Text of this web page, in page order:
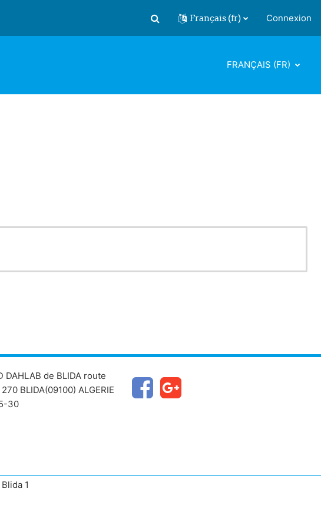
Activer/désactiver la saisie de
Français ‎(fr)‎ Connexion
FRANÇAIS ‎(FR)‎
DAHLAB de BLIDA route
BLIDA(09100) ALGERIE
30
1